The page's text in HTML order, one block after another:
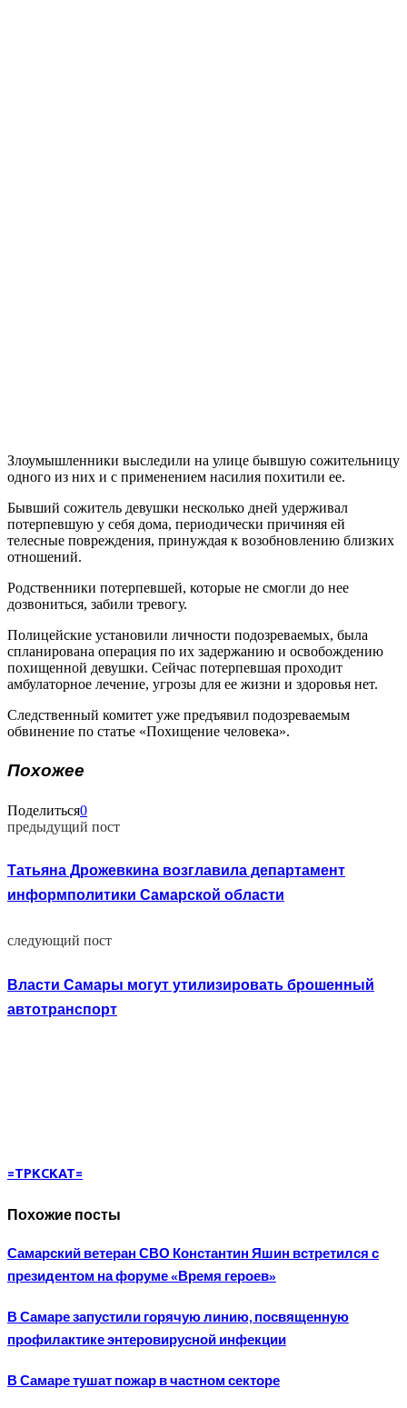
Злоумышленники выследили на улице бывшую сожительницу
одного из них и с применением насилия похитили ее.
Бывший сожитель девушки несколько дней удерживал
потерпевшую у себя дома, периодически причиняя ей
телесные повреждения, принуждая к возобновлению близких
отношений.
Родственники потерпевшей, которые не смогли до нее
дозвониться, забили тревогу.
Полицейские установили личности подозреваемых, была
спланирована операция по их задержанию и освобождению
похищенной девушки. Сейчас потерпевшая проходит
амбулаторное лечение, угрозы для ее жизни и здоровья нет.
Следственный комитет уже предъявил подозреваемым
обвинение по статье «Похищение человека».
Похожее
Поделиться0
предыдущий пост
Татьяна Дрожевкина возглавила департамент
информполитики Самарской области
следующий пост
Власти Самары могут утилизировать брошенный
автотранспорт
=TPKCKAT=
Похожие посты
Самарский ветеран СВО Константин Яшин встретился с
президентом на форуме «Время героев»
В Самаре запустили горячую линию, посвященную
профилактике энтеровирусной инфекции
В Самаре тушат пожар в частном секторе